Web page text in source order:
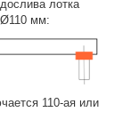
лотка
Ø110 мм:
110-ая или